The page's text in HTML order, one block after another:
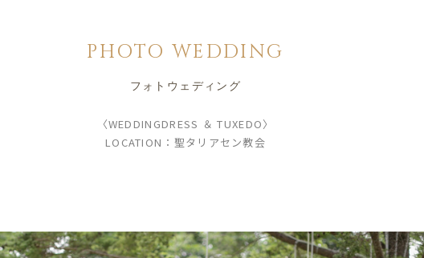
PHOTO WEDDING
フォトウェディング
〈WEDDINGDRESS ＆ TUXEDO〉
LOCATION：聖タリアセン教会